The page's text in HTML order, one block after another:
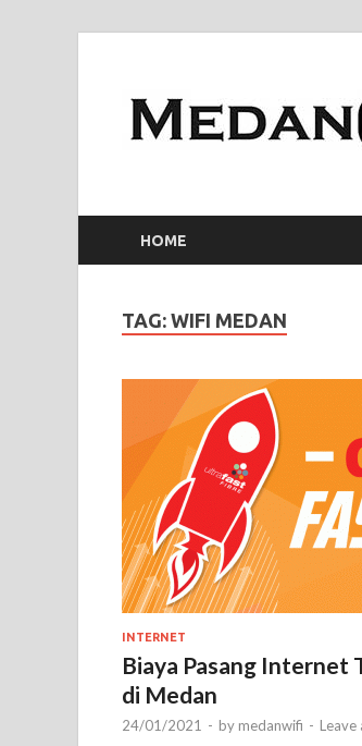
HOME
TAG: WIFI MEDAN
INTERNET
Biaya Pasang Internet
di Medan
24/01/2021 - by medanwifi - Leave